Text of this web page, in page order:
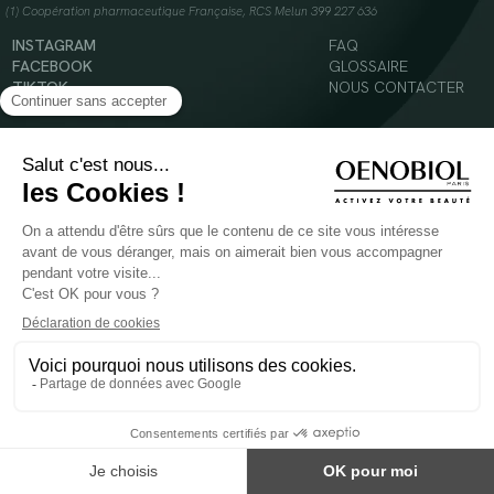
(1) Coopération pharmaceutique Française, RCS Melun 399 227 636
INSTAGRAM
FACEBOOK
TIKTOK
YOUTUBE
FAQ
GLOSSAIRE
NOUS CONTACTER
© 2024 Oenobiol Paris
Mentions légales
Politique en matière de cookies
POUR VOTRE SANTÉ, MANGEZ AU MOINS CINQ FRUITS ET LÉGUMES PAR JOUR -
Les complément alimentaires doivent être utilisés dans le cadre d'un mode de vie sain et
ne pas être utilisés comme substituts d'un régimes alimentaire varié et équilibré.